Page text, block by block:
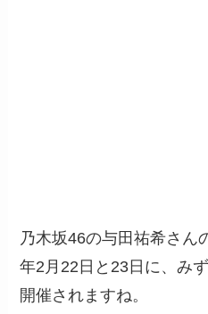
乃木坂46の与田祐希さん
年2月22日と23日に、み
開催されますね。